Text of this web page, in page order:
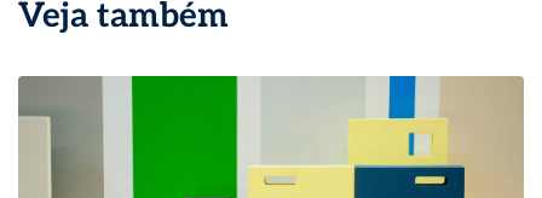
Veja também